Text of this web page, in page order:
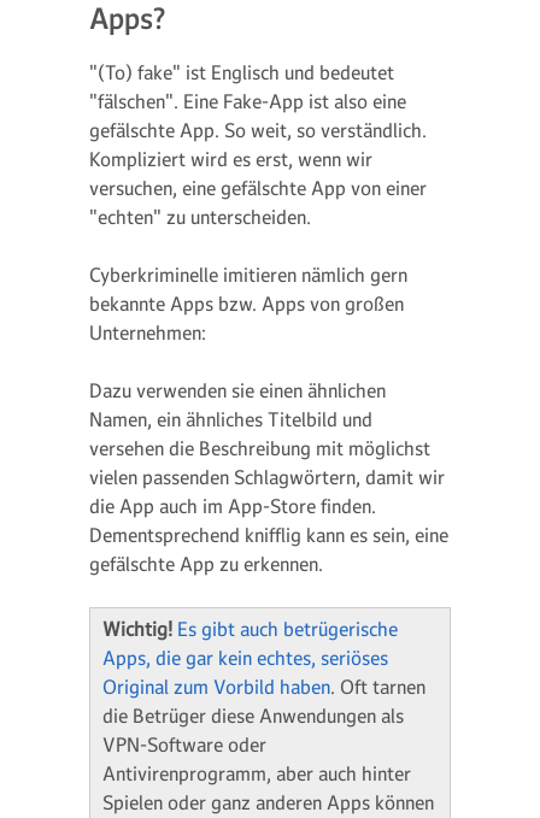
Apps?
"(To) fake" ist Englisch und bedeutet
"fälschen". Eine Fake-App ist also eine
gefälschte App. So weit, so verständlich.
Kompliziert wird es erst, wenn wir
versuchen, eine gefälschte App von einer
"echten" zu unterscheiden.
Cyberkriminelle imitieren nämlich gern
bekannte Apps bzw. Apps von großen
Unternehmen:
Dazu verwenden sie einen ähnlichen
Namen, ein ähnliches Titelbild und
versehen die Beschreibung mit möglichst
vielen passenden Schlagwörtern, damit wir
die App auch im App-Store finden.
Dementsprechend knifflig kann es sein, eine
gefälschte App zu erkennen.
Wichtig! Es gibt auch betrügerische
Apps, die gar kein echtes, seriöses
Original zum Vorbild haben. Oft tarnen
die Betrüger diese Anwendungen als
VPN-Software oder
Antivirenprogramm, aber auch hinter
Spielen oder ganz anderen Apps können